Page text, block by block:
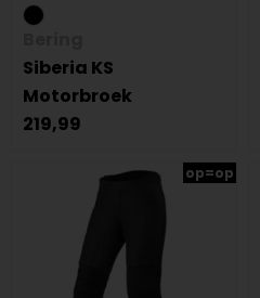
Siberia KS
Motorbroek
219,99
op=op